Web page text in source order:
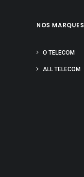
NOS MARQUES
O TELECOM
ALL TELECOM